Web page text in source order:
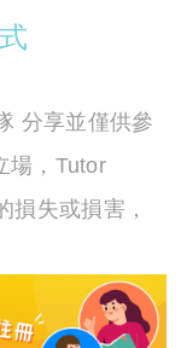
分享並僅供參
場，Tutor
損失或損害，